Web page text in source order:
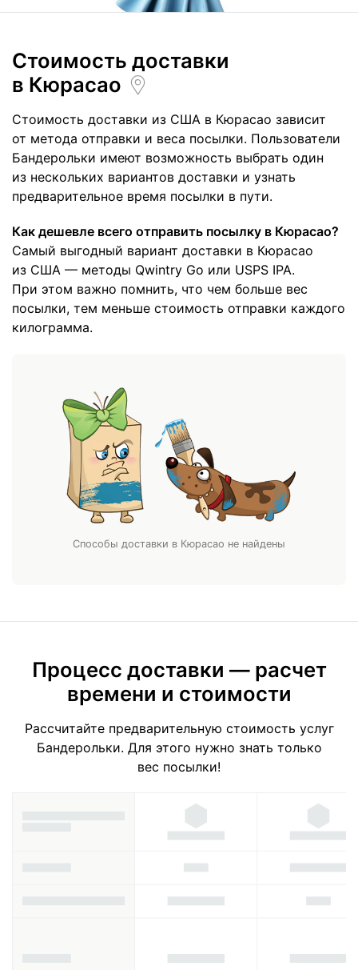
Стоимость доставки
в Кюрасао
Стоимость доставки из США в Кюрасао зависит
от метода отправки и веса посылки. Пользователи
Бандерольки имеют возможность выбрать один
из нескольких вариантов доставки и узнать
предварительное время посылки в пути.
Как дешевле всего отправить посылку в Кюрасао?
Самый выгодный вариант доставки в Кюрасао
из США — методы Qwintry Go или USPS IPA.
При этом важно помнить, что чем больше вес
посылки, тем меньше стоимость отправки каждого
килограмма.
Способы доставки в Кюрасао не найдены
Процесс доставки — расчет
времени и стоимости
Рассчитайте предварительную стоимость услуг
Бандерольки. Для этого нужно знать только
вес посылки!